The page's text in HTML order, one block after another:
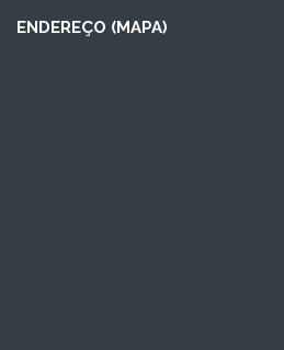
ENDEREÇO (MAPA)